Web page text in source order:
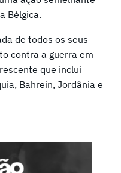
Bélgica.
de todos os seus
contra a guerra em
que inclui
Bahrein, Jordânia e